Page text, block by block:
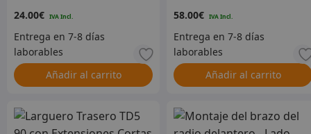
24.00€
Añadir al carrito
58.00€
Añadir al carrito